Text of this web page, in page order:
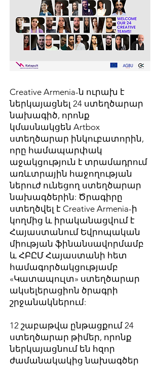
Creative Armenia-ն ուրախ է
ներկայացնել 24 ստեղծարար
նախագիծ, որոնք
կմասնակցեն Artbox
ստեղծարար ինկուբատորին,
որը համապարփակ
աջակցություն է տրամադրում
առևտրային հաջողության
ներուժ ունեցող ստեղծարար
նախագծերին: Ծրագիրը
ստեղծվել է Creative Armenia-ի
կողմից և իրականացվում է
Հայաստանում Եվրոպական
միության ֆինանսավորմամբ
և ՀԲԸՄ Հայաստանի հետ
համագործակցությամբ
«Կատապուլտ» ստեղծարար
ակսելերացիոն ծրագրի
շրջանակներում:
12 շաբաթվա ընթացքում 24
ստեղծարար թիմեր, որոնք
ներկայացնում են հզոր
ժամանակակից նախագծեր